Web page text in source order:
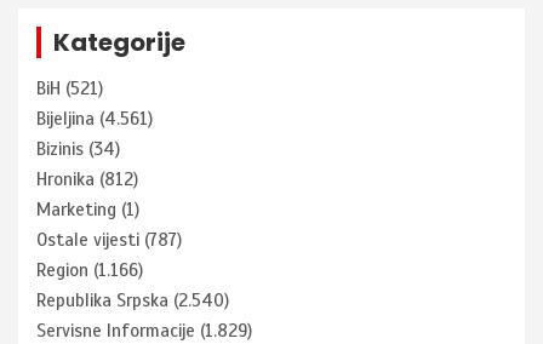
Kategorije
BiH (521)
Bijeljina (4.561)
Bizinis (34)
Hronika (812)
Marketing (1)
Ostale vijesti (787)
Region (1.166)
Republika Srpska (2.540)
Servisne Informacije (1.829)